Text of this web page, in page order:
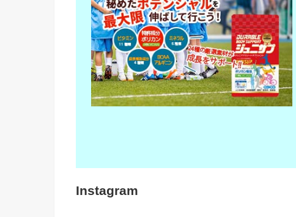
Instagram